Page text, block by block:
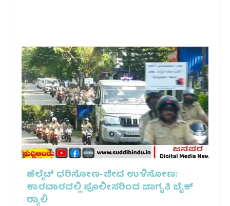
ಹೆಲ್ಮೆಟ್ ಧರಿಸೋಣ-ಜೀವ ಉಳಿಸೋಣ:
ಕಾರವಾರದಲ್ಲಿ ಪೊಲೀಸರಿಂದ ಜಾಗೃತಿ ಬೈಕ್
ರ‍್ಯಾಲಿ